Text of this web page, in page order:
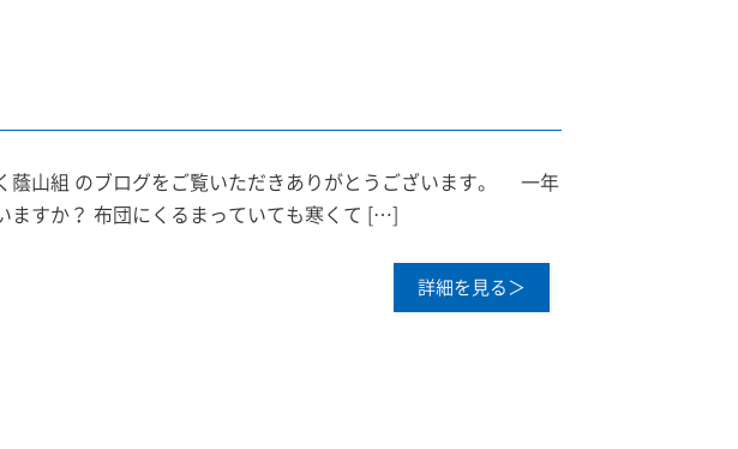
蔭山組 のブログをご覧いただきありがとうございます。 一年
ますか？ 布団にくるまっていても寒くて […]
詳細を見る＞